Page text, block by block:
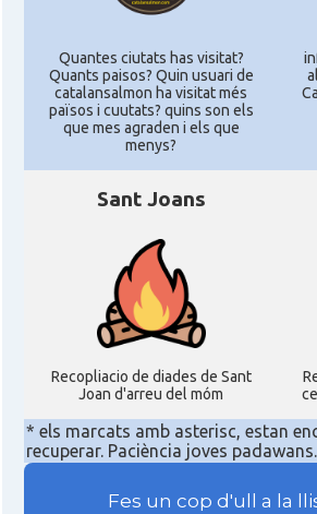
Quantes ciutats has visitat?
Quants paisos? Quin usuari de
catalansalmon ha visitat més
països i cuutats? quins son els
que mes agraden i els que
menys?
Sant Joans
Recopliacio de diades de Sant
Joan d'arreu del móm
* els marcats amb asterisc, estan
recuperar. Paciència joves
Fes un cop d'ull a la